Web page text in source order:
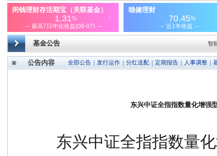
基金公告 智
公告内容 全部公告 发行运作 分红送配 定期报告 人事调整
东兴中证全指指数量化增强
东兴中证全指指数量